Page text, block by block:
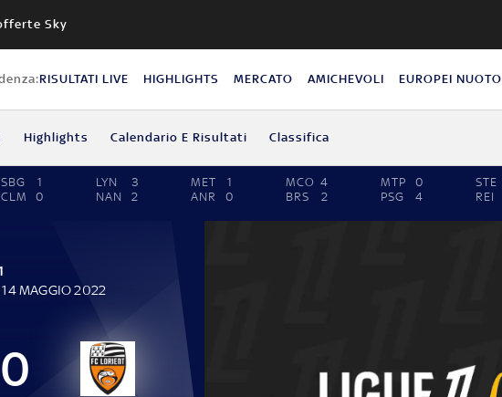
Sky
RISULTATI LIVE HIGHLIGHTS MERCATO AMICHEVOLI EUROPEI NUOTO
Highlights Calendario E Risultati Classifica
SBG
1
CLM
0
LYN
3
NAN
2
MET
1
ANR
0
MCO 4
BRS
2
MTP
0
PSG
4
STE
REI
MAGGIO 2022